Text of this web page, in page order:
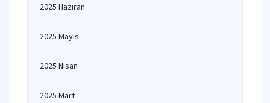
2025 Haziran
2025 Mayıs
2025 Nisan
2025 Mart